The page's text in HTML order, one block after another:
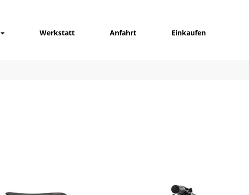
Werkstatt Anfahrt Einkaufen